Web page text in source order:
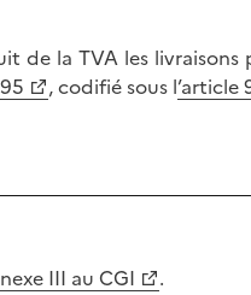
de la TVA les livraisons
, codifié sous l’article
III au CGI
.